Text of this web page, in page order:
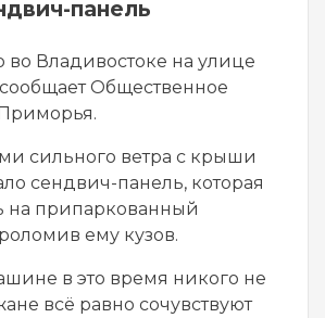
панель
Владивостоке на улице
Общественное
сильного ветра с крыши
сендвич-панель, которая
на припаркованный
ему кузов.
в это время никого не
всё равно сочувствуют